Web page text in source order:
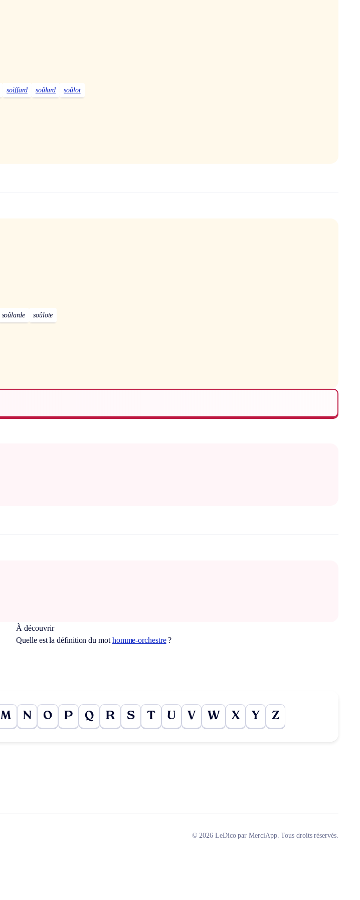
soiffard soûlard soûlot
soûlarde soûlote
À découvrir
Quelle est la définition du mot homme-orchestre?
M N O P Q R S T U V W X Y Z
© 2026 LeDico par MerciApp. Tous droits réservés.